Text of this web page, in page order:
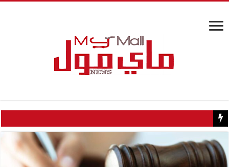
كيف تسبب سائح كويتي في إغلاق منزل عبدالحليم حافظ ومنع